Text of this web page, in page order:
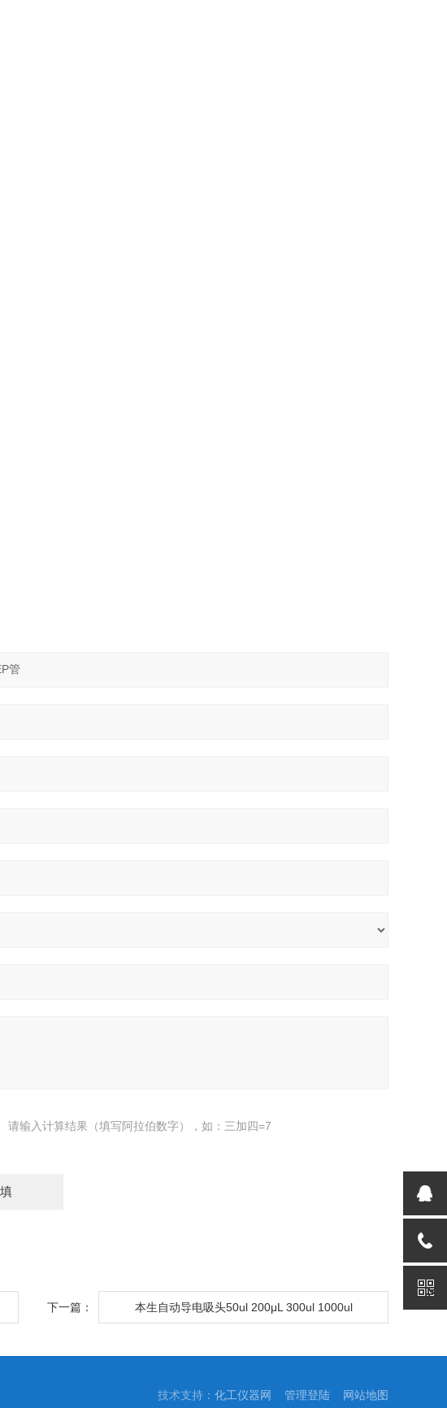
请输入计算结果（填写阿拉伯数字），如：三加四=7
下一篇： 本生自动导电吸头50ul 200μL 300ul 1000ul
技术支持： 化工仪器网 管理登陆 网站地图